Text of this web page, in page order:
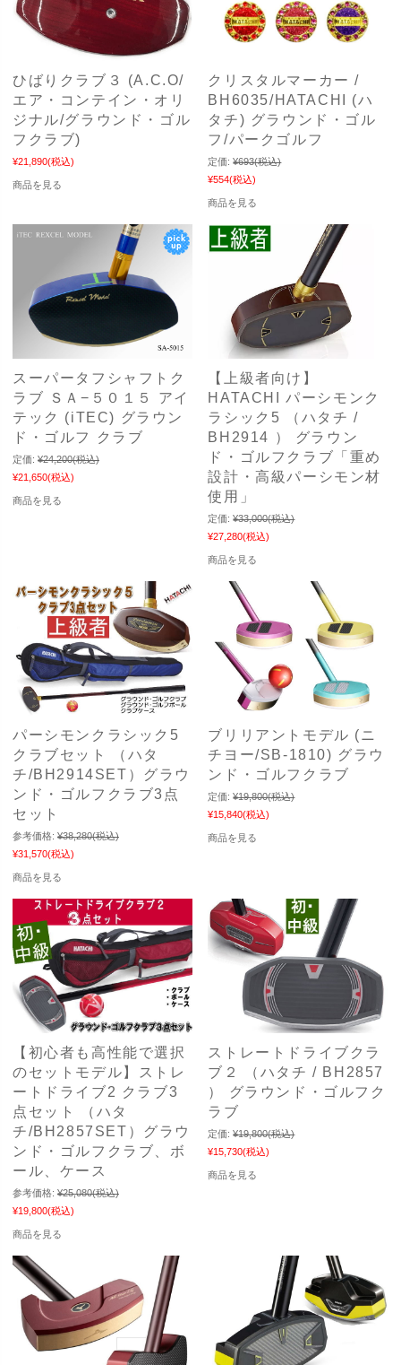
ひばりクラブ３ (A.C.O/
エア・コンテイン・オリ
ジナル/グラウンド・ゴル
フクラブ)
¥21,890(税込)
商品を見る
クリスタルマーカー /
BH6035/HATACHI (ハ
タチ) グラウンド・ゴル
フ/パークゴルフ
定価: ¥693(税込)
¥554(税込)
商品を見る
スーパータフシャフトク
ラブ ＳＡ−５０１５ アイ
テック (iTEC) グラウン
ド・ゴルフ クラブ
定価: ¥24,200(税込)
¥21,650(税込)
商品を見る
【上級者向け】
HATACHI パーシモンク
ラシック5 （ハタチ /
BH2914 ） グラウン
ド・ゴルフクラブ「重め
設計・高級パーシモン材
使用」
定価: ¥33,000(税込)
¥27,280(税込)
商品を見る
パーシモンクラシック5
クラブセット （ハタ
チ/BH2914SET）グラウ
ンド・ゴルフクラブ3点
セット
参考価格: ¥38,280(税込)
¥31,570(税込)
商品を見る
ブリリアントモデル (ニ
チヨー/SB-1810) グラウ
ンド・ゴルフクラブ
定価: ¥19,800(税込)
¥15,840(税込)
商品を見る
【初心者も高性能で選択
のセットモデル】ストレ
ートドライブ2 クラブ3
点セット （ハタ
チ/BH2857SET）グラウ
ンド・ゴルフクラブ、ボ
ール、ケース
参考価格: ¥25,080(税込)
¥19,800(税込)
商品を見る
ストレートドライブクラ
ブ２ （ハタチ / BH2857
） グラウンド・ゴルフク
ラブ
定価: ¥19,800(税込)
¥15,730(税込)
商品を見る